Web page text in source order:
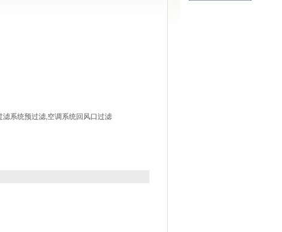
系统预过滤,空调系统回风口过滤